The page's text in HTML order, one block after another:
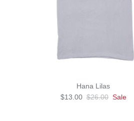
Hana Lilas
$13.00 $26.00 Sale